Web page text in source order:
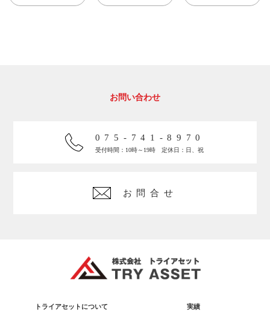
お問い合わせ
075-741-8970
受付時間：10時～19時 定休日：日、祝
お問合せ
トライアセットについて 実績